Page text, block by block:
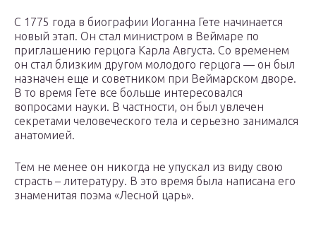
С 1775 года в биографии Иоганна Гете начинается
новый этап. Он стал министром в Веймаре по
приглашению герцога Карла Августа. Со временем
он стал близким другом молодого герцога — он был
назначен еще и советником при Веймарском дворе.
В то время Гете все больше интересовался
вопросами науки. В частности, он был увлечен
секретами человеческого тела и серьезно занимался
анатомией.
Тем не менее он никогда не упускал из виду свою
страсть – литературу. В это время была написана его
знаменитая поэма «Лесной царь».